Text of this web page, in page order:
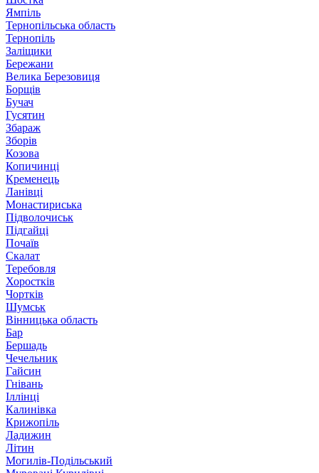
Ямпіль
Тернопільська область
Тернопіль
Заліщики
Бережани
Велика Березовиця
Борщів
Бучач
Гусятин
Збараж
Зборів
Козова
Копичинці
Кременець
Ланівці
Монастириська
Підволочиськ
Підгайці
Почаїв
Скалат
Теребовля
Хоростків
Чортків
Шумськ
Вінницька область
Бар
Бершадь
Чечельник
Гайсин
Гнівань
Іллінці
Калинівка
Крижопіль
Ладижин
Літин
Могилів-Подільський